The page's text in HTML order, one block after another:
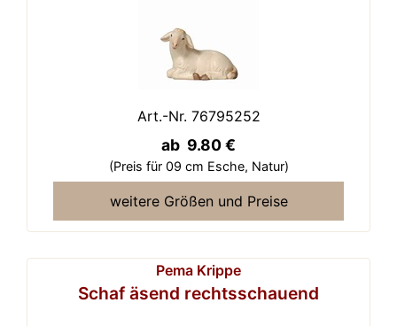
Art.-Nr. 76795252
ab 9.80 €
(Preis für 09 cm Esche, Natur)
weitere Größen und Preise
Pema Krippe
Schaf äsend rechtsschauend